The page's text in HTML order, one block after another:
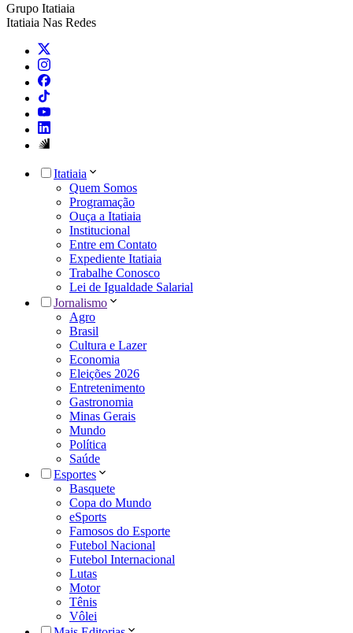
Grupo Itatiaia
Itatiaia Nas Redes
Itatiaia
Quem Somos
Programação
Ouça a Itatiaia
Institucional
Entre em Contato
Expediente Itatiaia
Trabalhe Conosco
Lei de Igualdade Salarial
Jornalismo
Agro
Brasil
Cultura e Lazer
Economia
Eleições 2026
Entretenimento
Gastronomia
Minas Gerais
Mundo
Política
Saúde
Esportes
Basquete
Copa do Mundo
eSports
Famosos do Esporte
Futebol Nacional
Futebol Internacional
Lutas
Motor
Tênis
Vôlei